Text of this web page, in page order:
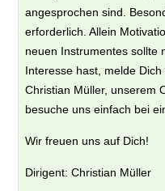
angesprochen sind.
erforderlich. Allein
neuen Instrumentes sollte
Interesse hast, melde
Christian Müller, unserem
besuche uns einfach bei
Wir freuen uns auf Dich!
Dirigent: Christian Müller